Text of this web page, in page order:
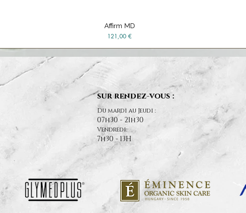
Aperçu rapide
Affirm MD
Prix
121,00 €
sur rendez-vous :
Du mardi au Jeudi :
07h30 - 21h30
Vendredi:
7h30 - 13H